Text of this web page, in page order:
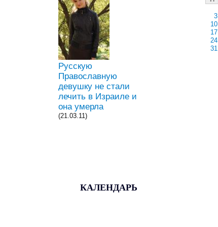
Русскую
Православную
девушку не стали
лечить в Израиле и
она умерла
(21.03.11)
3
10
17
24
31
КАЛЕНДАРЬ